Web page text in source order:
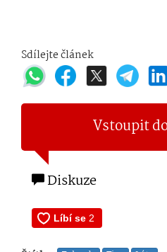
Sdílejte článek
Vstoupit
Diskuze